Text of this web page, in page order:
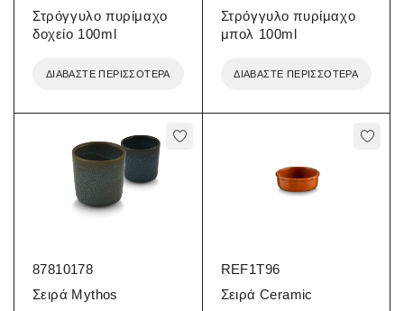
Στρόγγυλο πυρίμαχο
δοχείο 100ml
ΔΙΑΒΆΣΤΕ ΠΕΡΙΣΣΌΤΕΡΑ
Στρόγγυλο πυρίμαχο
μπολ 100ml
ΔΙΑΒΆΣΤΕ ΠΕΡΙΣΣΌΤΕΡΑ
87810178
Σειρά Mythos
REF1T96
Σειρά Ceramic